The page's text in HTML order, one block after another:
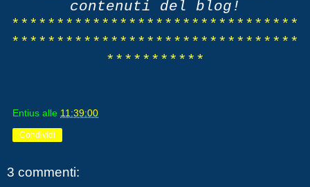
contenuti del blog!
********************************
********************************
***********
Entius alle 11:39:00
Condividi
3 commenti: